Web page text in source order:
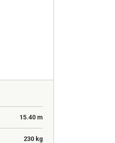
15.40 m
230 kg